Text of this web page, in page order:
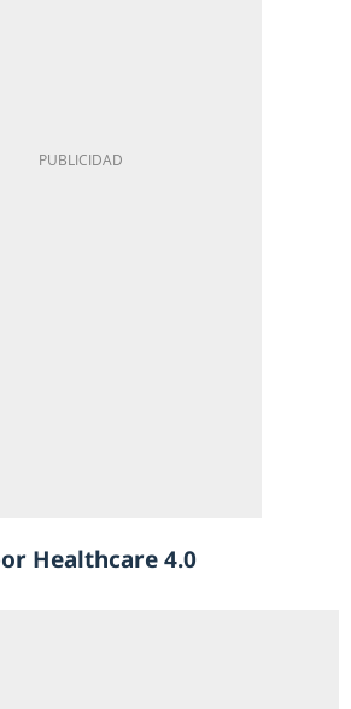
Healthcare 4.0